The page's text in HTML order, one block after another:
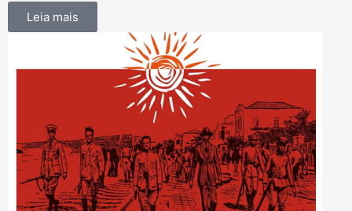
Leia mais